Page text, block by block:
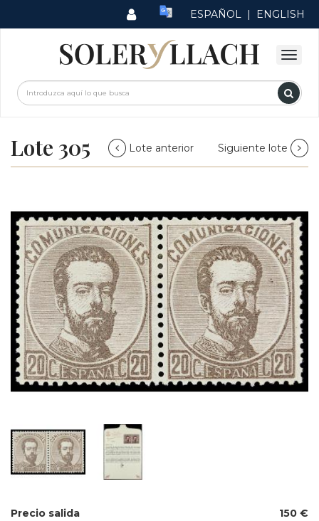
ESPAÑOL | ENGLISH
Lote 305 Lote anterior Siguiente lote
Precio salida
150 €